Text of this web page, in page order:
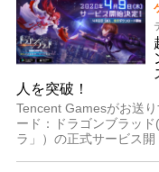
人を突破！
Tencent Gamesがお送
ード：ドラゴンブラッ
ラ」）の正式サービス開